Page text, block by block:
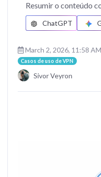
Resumir o conteúdo
ChatGPT
March 2, 2026, 11:58 AM
Casos de uso de VPN
Sivor Veyron